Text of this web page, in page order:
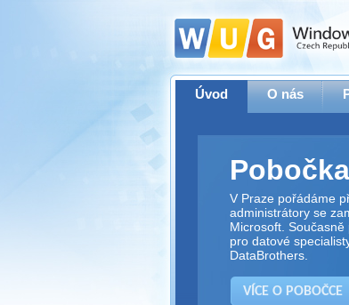
Úvod O nás
V Praze pořádáme
administrátory se
Microsoft.
pro datové
DataBrothers.
VÍCE O POBOČCE